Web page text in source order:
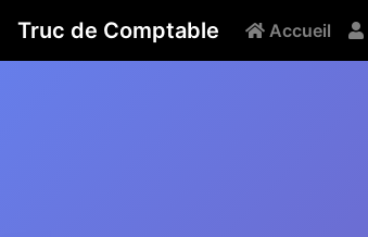
Truc de Comptable Accueil